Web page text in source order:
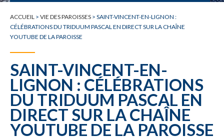
TOUTE L'ACTUALITÉ
ACCUEIL > VIE DES PAROISSES > SAINT-VINCENT-EN-LIGNON :
CÉLÉBRATIONS DU TRIDUUM PASCAL EN DIRECT SUR LA CHAÎNE
YOUTUBE DE LA PAROISSE
SAINT-VINCENT-EN-
LIGNON : CÉLÉBRATIONS
DU TRIDUUM PASCAL EN
DIRECT SUR LA CHAÎNE
YOUTUBE DE LA PAROISSE